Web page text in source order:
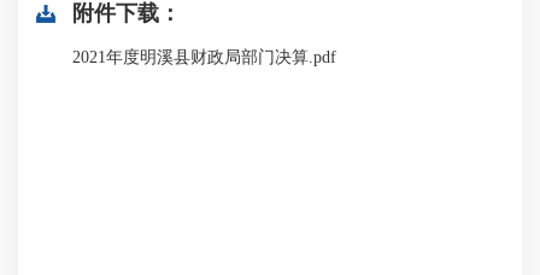
附件下载：
2021年度明溪县财政局部门决算.pdf